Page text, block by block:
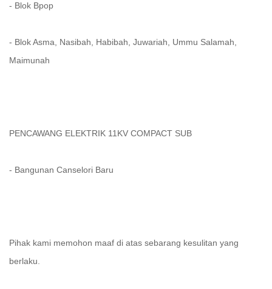
- Blok Bpop
- Blok Asma, Nasibah, Habibah, Juwariah, Ummu Salamah,
Maimunah
PENCAWANG ELEKTRIK 11KV COMPACT SUB
- Bangunan Canselori Baru
Pihak kami memohon maaf di atas sebarang kesulitan yang
berlaku.